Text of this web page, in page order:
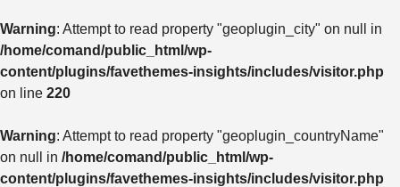
Warning: Attempt to read property "geoplugin_city" on null in
/home/comand/public_html/wp-
content/plugins/favethemes-insights/includes/visitor.php
on line 220
Warning: Attempt to read property "geoplugin_countryName"
on null in /home/comand/public_html/wp-
content/plugins/favethemes-insights/includes/visitor.php